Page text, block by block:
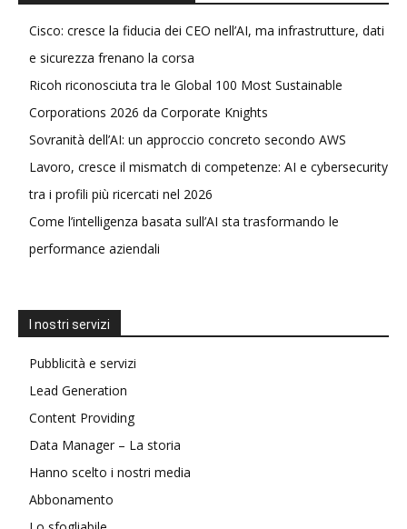
Cisco: cresce la fiducia dei CEO nell’AI, ma infrastrutture, dati
e sicurezza frenano la corsa
Ricoh riconosciuta tra le Global 100 Most Sustainable
Corporations 2026 da Corporate Knights
Sovranità dell’AI: un approccio concreto secondo AWS
Lavoro, cresce il mismatch di competenze: AI e cybersecurity
tra i profili più ricercati nel 2026
Come l’intelligenza basata sull’AI sta trasformando le
performance aziendali
I nostri servizi
Pubblicità e servizi
Lead Generation
Content Providing
Data Manager – La storia
Hanno scelto i nostri media
Abbonamento